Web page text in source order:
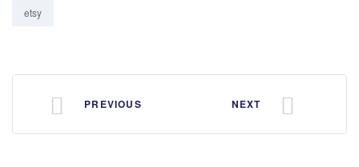
Tags:
etsy
PREVIOUS NEXT